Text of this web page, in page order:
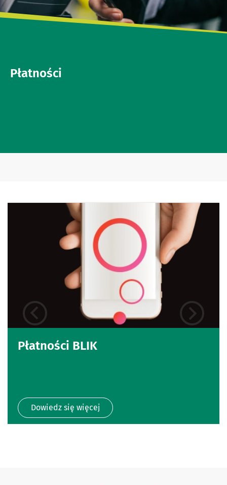
Płatności
Płatności BLIK
Dowiedz się więcej